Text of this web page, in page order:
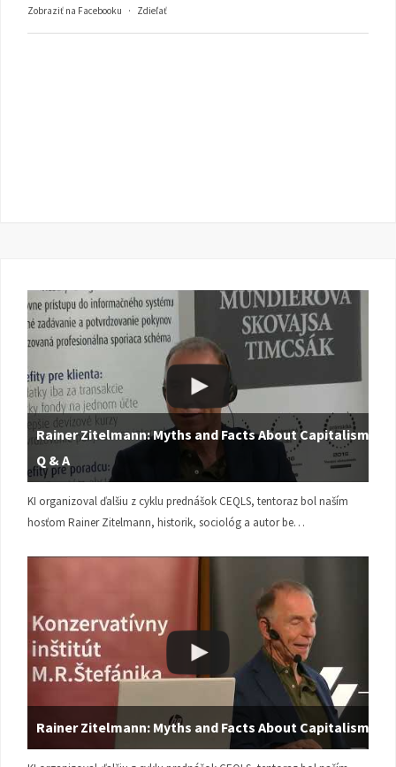
Zobraziť na Facebooku · Zdieľať
Rainer Zitelmann: Myths and Facts About Capitalism |
Q & A
KI organizoval ďalšiu z cyklu prednášok CEQLS, tentoraz bol naším
hosťom Rainer Zitelmann, historik, sociológ a autor be…
Rainer Zitelmann: Myths and Facts About Capitalism